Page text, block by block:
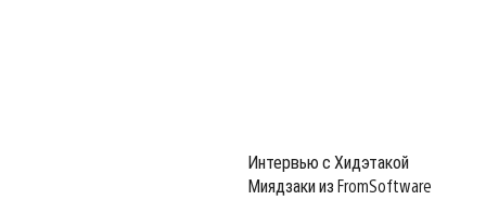
Интервью с Хидэтакой
Миядзаки из FromSoftware